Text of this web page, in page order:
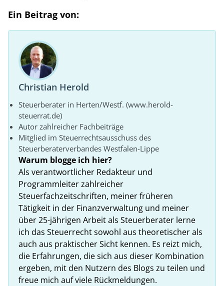
Ein Beitrag von:
Christian Herold
Steuerberater in Herten/Westf. (www.herold-
steuerrat.de)
Autor zahlreicher Fachbeiträge
Mitglied im Steuerrechtsausschuss des
Steuerberaterverbandes Westfalen-Lippe
Warum blogge ich hier?
Als verantwortlicher Redakteur und
Programmleiter zahlreicher
Steuerfachzeitschriften, meiner früheren
Tätigkeit in der Finanzverwaltung und meiner
über 25-jährigen Arbeit als Steuerberater lerne
ich das Steuerrecht sowohl aus theoretischer als
auch aus praktischer Sicht kennen. Es reizt mich,
die Erfahrungen, die sich aus dieser Kombination
ergeben, mit den Nutzern des Blogs zu teilen und
freue mich auf viele Rückmeldungen.